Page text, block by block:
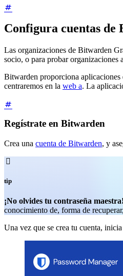
Configura cuentas de
Las organizaciones de Bitwarden
socio, o para probar organizaciones
Bitwarden proporciona aplicaciones
centraremos en la web a. La
Regístrate en Bitwarden
Crea una cuenta de Bitwarden, y

tip
¡No olvides tu contraseña maestra!
conocimiento de, forma de
Una vez que se crea tu cuenta,